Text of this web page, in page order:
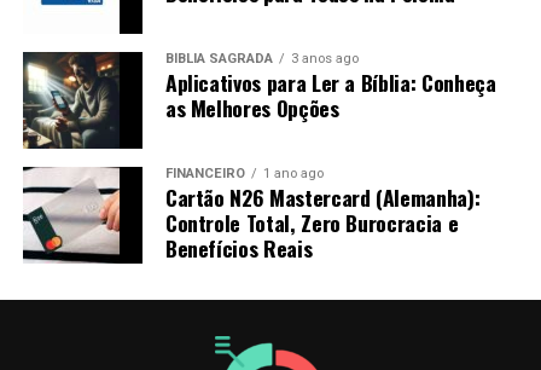
BÍBLIA SAGRADA 3 anos ago
Aplicativos para Ler a Bíblia: Conheça
as Melhores Opções
FINANCEIRO 1 ano ago
Cartão N26 Mastercard (Alemanha):
Controle Total, Zero Burocracia e
Benefícios Reais